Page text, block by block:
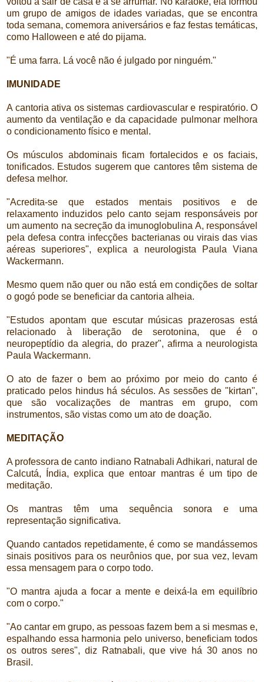
um grupo de amigos de idades variadas, que se encontra
toda semana, comemora aniversários e faz festas temáticas,
como Halloween e até do pijama.
"É uma farra. Lá você não é julgado por ninguém."
IMUNIDADE
A cantoria ativa os sistemas cardiovascular e respiratório. O
aumento da ventilação e da capacidade pulmonar melhora
o condicionamento físico e mental.
Os músculos abdominais ficam fortalecidos e os faciais,
tonificados. Estudos sugerem que cantores têm sistema de
defesa melhor.
"Acredita-se que estados mentais positivos e de
relaxamento induzidos pelo canto sejam responsáveis por
um aumento na secreção da imunoglobulina A, responsável
pela defesa contra infecções bacterianas ou virais das vias
aéreas superiores", explica a neurologista Paula Viana
Wackermann.
Mesmo quem não quer ou não está em condições de soltar
o gogó pode se beneficiar da cantoria alheia.
"Estudos apontam que escutar músicas prazerosas está
relacionado à liberação de serotonina, que é o
neuropeptídio da alegria, do prazer", afirma a neurologista
Paula Wackermann.
O ato de fazer o bem ao próximo por meio do canto é
praticado pelos hindus há séculos. As sessões de "kirtan",
que são vocalizações de mantras em grupo, com
instrumentos, são vistas como um ato de doação.
MEDITAÇÃO
A professora de canto indiano Ratnabali Adhikari, natural de
Calcutá, Índia, explica que entoar mantras é um tipo de
meditação.
Os mantras têm uma sequência sonora e uma
representação significativa.
Quando cantados repetidamente, é como se mandássemos
sinais positivos para os neurônios que, por sua vez, levam
essa mensagem para o corpo todo.
"O mantra ajuda a focar a mente e deixá-la em equilíbrio
com o corpo."
"Ao cantar em grupo, as pessoas fazem bem a si mesmas e,
espalhando essa harmonia pelo universo, beneficiam todos
os outros seres", diz Ratnabali, que vive há 30 anos no
Brasil.